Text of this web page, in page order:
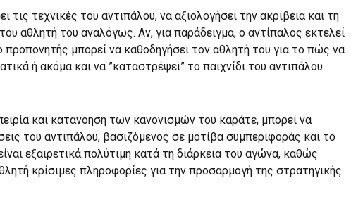
τεχνικές του αντιπάλου, να αξιολογήσει την ακρίβεια και τη
αθλητή του αναλόγως. Αν, για παράδειγμα, ο αντίπαλος εκτελεί
προπονητής μπορεί να καθοδηγήσει τον αθλητή του για το πώς να
ή ακόμα και να ”καταστρέψει” το παιχνίδι του αντιπάλου.
και κατανόηση των κανονισμών του καράτε, μπορεί να
του αντιπάλου, βασιζόμενος σε μοτίβα συμπεριφοράς και το
εξαιρετικά πολύτιμη κατά τη διάρκεια του αγώνα, καθώς
κρίσιμες πληροφορίες για την προσαρμογή της στρατηγικής